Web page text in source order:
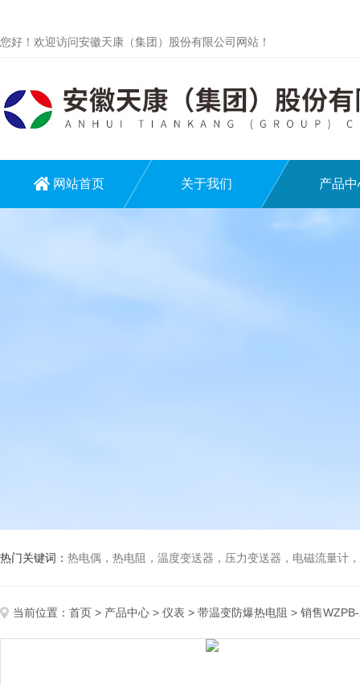
您好！欢迎访问安徽天康（集团）股份有限公司网站！
网站首页 关于我们 产品中
热门关键词： 热电偶，热电阻，温度变送器，压力变送器，电磁流量计，
当前位置： 首页 > 产品中心 > 仪表 > 带温变防爆热电阻 > 销售